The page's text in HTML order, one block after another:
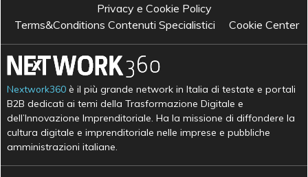
Privacy e Cookie Policy
Terms&Conditions Contenuti Specialistici
Cookie Center
Nextwork360 è il più grande network in Italia di testate e portali
B2B dedicati ai temi della Trasformazione Digitale e
dell’Innovazione Imprenditoriale. Ha la missione di diffondere la
cultura digitale e imprenditoriale nelle imprese e pubbliche
amministrazioni italiane.